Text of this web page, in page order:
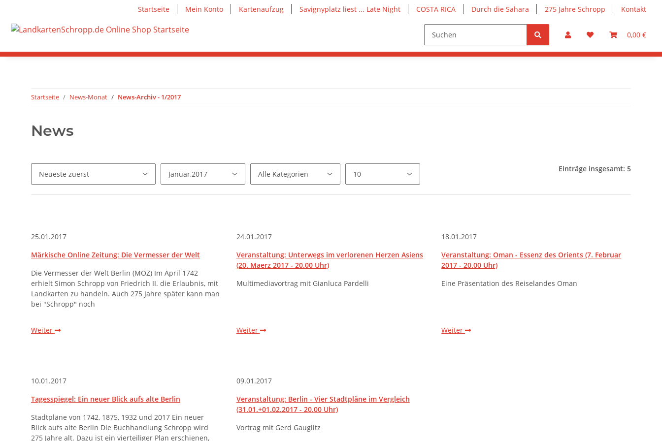
Startseite Mein Konto Kartenaufzug Savignyplatz liest ... Late Night COSTA RICA Durch die Sahara 275 Jahre Schropp Kontakt
0,00 €
Startseite News-Monat News-Archiv - 1/2017
News
Einträge insgesamt: 5
25.01.2017
Märkische Online Zeitung: Die Vermesser der Welt
Die Vermesser der Welt Berlin (MOZ) Im April 1742
erhielt Simon Schropp von Friedrich II. die Erlaubnis, mit
Landkarten zu handeln. Auch 275 Jahre später kann man
bei "Schropp" noch
Weiter
24.01.2017
Veranstaltung: Unterwegs im verlorenen Herzen Asiens
(20. Maerz 2017 - 20.00 Uhr)
Multimediavortrag mit Gianluca Pardelli
Weiter
18.01.2017
Veranstaltung: Oman - Essenz des Orients (7. Februar
2017 - 20.00 Uhr)
Eine Präsentation des Reiselandes Oman
Weiter
10.01.2017
Tagesspiegel: Ein neuer Blick aufs alte Berlin
Stadtpläne von 1742, 1875, 1932 und 2017 Ein neuer
Blick aufs alte Berlin Die Buchhandlung Schropp wird
275 Jahre alt. Dazu ist ein vierteiliger Plan erschienen,
09.01.2017
Veranstaltung: Berlin - Vier Stadtpläne im Vergleich
(31.01.+01.02.2017 - 20.00 Uhr)
Vortrag mit Gerd Gauglitz